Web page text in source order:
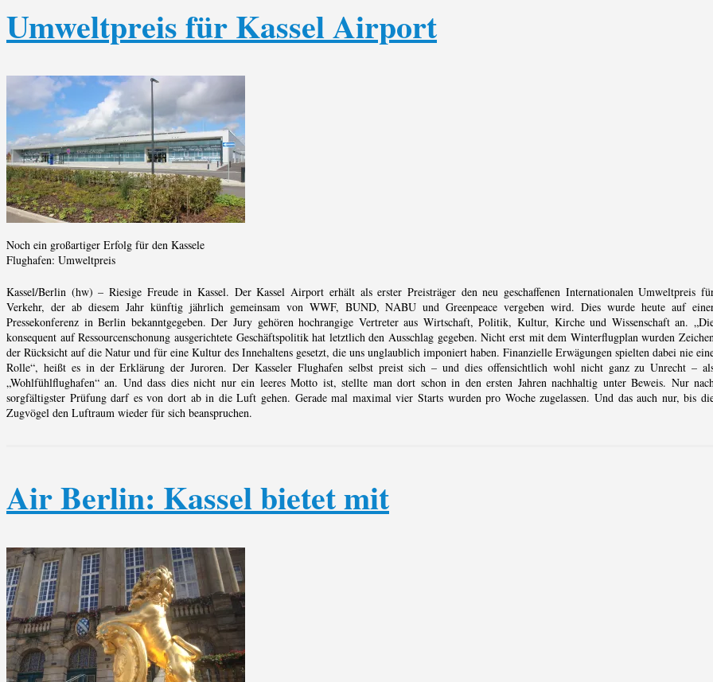
Umweltpreis für Kassel Airport
Noch ein großartiger Erfolg für den Kassele
Flughafen: Umweltpreis
Kassel/Berlin (hw) – Riesige Freude in Kassel. Der Kassel Airport erhält als erster Preisträger den neu geschaffenen Internationalen Umweltpreis
Verkehr, der ab diesem Jahr künftig jährlich gemeinsam von WWF, BUND, NABU und Greenpeace vergeben wird. Dies wurde heute auf
Pressekonferenz in Berlin bekanntgegeben. Der Jury gehören hochrangige Vertreter aus Wirtschaft, Politik, Kultur, Kirche und Wissenschaft an.
konsequent auf Ressourcenschonung ausgerichtete Geschäftspolitik hat letztlich den Ausschlag gegeben. Nicht erst mit dem Winterflugplan wurden
der Rücksicht auf die Natur und für eine Kultur des Innehaltens gesetzt, die uns unglaublich imponiert haben. Finanzielle Erwägungen spielten dabei nie
Rolle“, heißt es in der Erklärung der Juroren. Der Kasseler Flughafen selbst preist sich – und dies offensichtlich wohl nicht ganz zu Unrecht –
„Wohlfühlflughafen“ an. Und dass dies nicht nur ein leeres Motto ist, stellte man dort schon in den ersten Jahren nachhaltig unter Beweis. Nur
sorgfältigster Prüfung darf es von dort ab in die Luft gehen. Gerade mal maximal vier Starts wurden pro Woche zugelassen. Und das auch nur, bis
Zugvögel den Luftraum wieder für sich beanspruchen.
Air Berlin: Kassel bietet mit